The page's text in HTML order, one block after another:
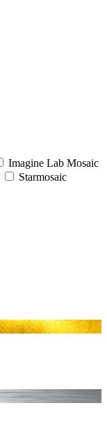
Imagine Lab Mosaic
Starmosaic